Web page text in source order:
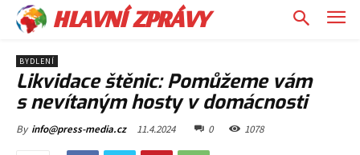
HLAVNÍ ZPRÁVY
BYDLENÍ
Likvidace štěnic: Pomůžeme vám
s nevítaným hosty v domácnosti
By info@press-media.cz 11.4.2024 0 1078